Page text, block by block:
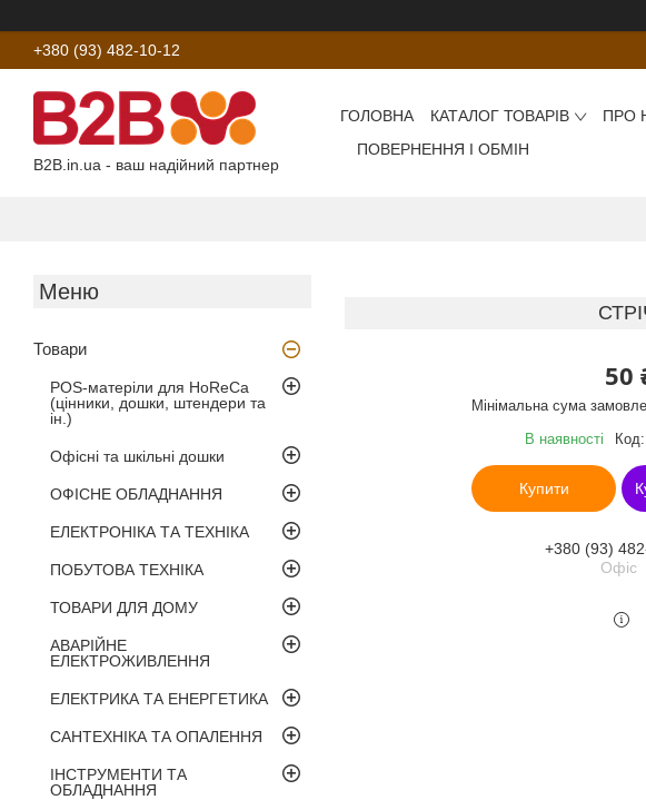
+380 (93) 482-10-12
B2B.in.ua - ваш надійний партнер
ГОЛОВНА КАТАЛОГ ТОВАРІВ ПРО
ПОВЕРНЕННЯ І ОБМІН
Товари
POS-матеріли для HoReCa
(цінники, дошки, штендери та
ін.)
Офісні та шкільні дошки
ОФІСНЕ ОБЛАДНАННЯ
ЕЛЕКТРОНІКА ТА ТЕХНІКА
ПОБУТОВА ТЕХНІКА
ТОВАРИ ДЛЯ ДОМУ
АВАРІЙНЕ
ЕЛЕКТРОЖИВЛЕННЯ
ЕЛЕКТРИКА ТА ЕНЕРГЕТИКА
САНТЕХНІКА ТА ОПАЛЕННЯ
ІНСТРУМЕНТИ ТА
ОБЛАДНАННЯ
50
Мінімальна сума
В наявності
Код:
Купити
+380 (93)
Офіс